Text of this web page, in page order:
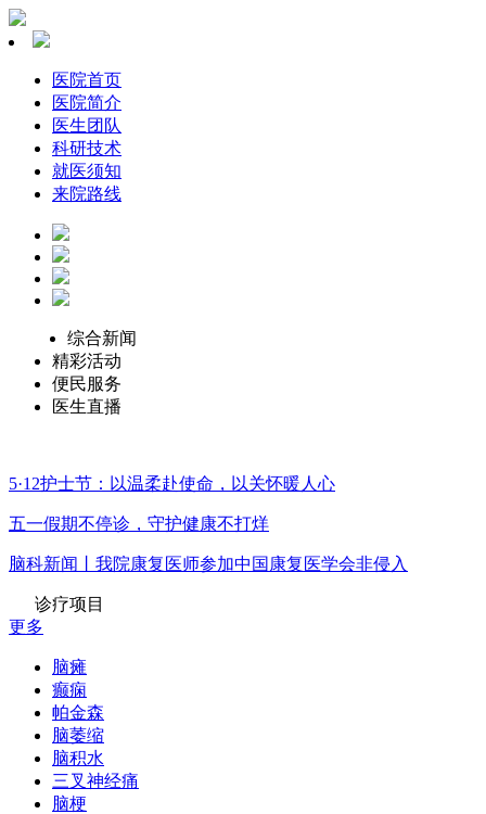
医院首页
医院简介
医生团队
科研技术
就医须知
来院路线
综合新闻
精彩活动
便民服务
医生直播
5·12护士节：以温柔赴使命，以关怀暖人心
五一假期不停诊，守护健康不打烊
脑科新闻丨我院康复医师参加中国康复医学会非侵入
诊疗项目
更多
脑瘫
癫痫
帕金森
脑萎缩
脑积水
三叉神经痛
脑梗